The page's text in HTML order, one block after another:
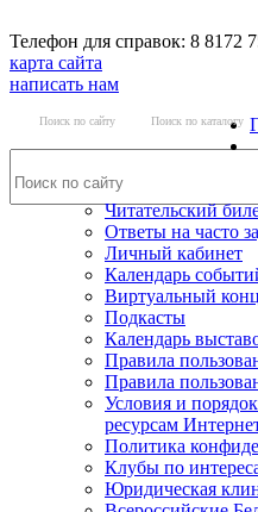
Телефон для справок: 8 8172
карта сайта
написать нам
Поиск по сайту Поиск по каталогу
Читательский
Ответы на часто
Личный кабинет
Календарь
Виртуальный
Подкасты
Календарь
Правила
Правила
Условия и
ресурсам
Политика
Клубы по
Юридическая